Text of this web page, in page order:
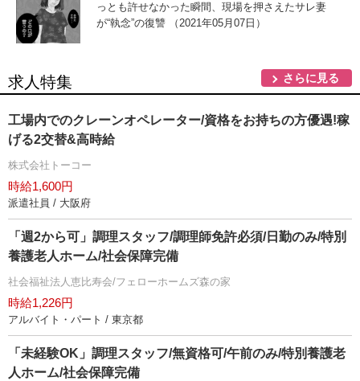
っとも許せなかった瞬間、現場を押さえたサレ妻
が“執念”の復讐 （2021年05月07日）
求人特集 さらに見る
工場内でのクレーンオペレーター/資格をお持ちの方優遇!稼
げる2交替&高時給
株式会社トーコー
時給1,600円
派遣社員 / 大阪府
「週2から可」調理スタッフ/調理師免許必須/日勤のみ/特別
養護老人ホーム/社会保障完備
社会福祉法人恵比寿会/フェローホームズ森の家
時給1,226円
アルバイト・パート / 東京都
「未経験OK」調理スタッフ/無資格可/午前のみ/特別養護老
人ホーム/社会保障完備